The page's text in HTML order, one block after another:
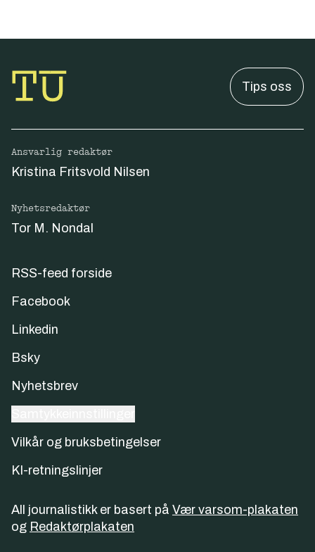
Tips oss
Ansvarlig redaktør
Kristina Fritsvold Nilsen
Nyhetsredaktør
Tor M. Nondal
RSS-feed forside
Facebook
Linkedin
Bsky
Nyhetsbrev
Vilkår og bruksbetingelser
KI-retningslinjer
All journalistikk er basert på Vær varsom-plakaten
og Redaktørplakaten